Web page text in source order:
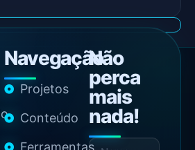
Navegação
Projetos
Conteúdo
Não
perca
mais
nada!